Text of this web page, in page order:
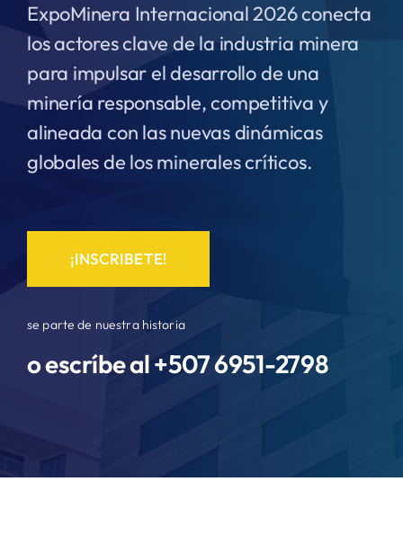
ExpoMinera Internacional 2026 conecta
los actores clave de la industria minera
para impulsar el desarrollo de una
minería responsable, competitiva y
alineada con las nuevas dinámicas
globales de los minerales críticos.
¡INSCRIBETE!
se parte de nuestra historia
o escríbe al +5076951-2798